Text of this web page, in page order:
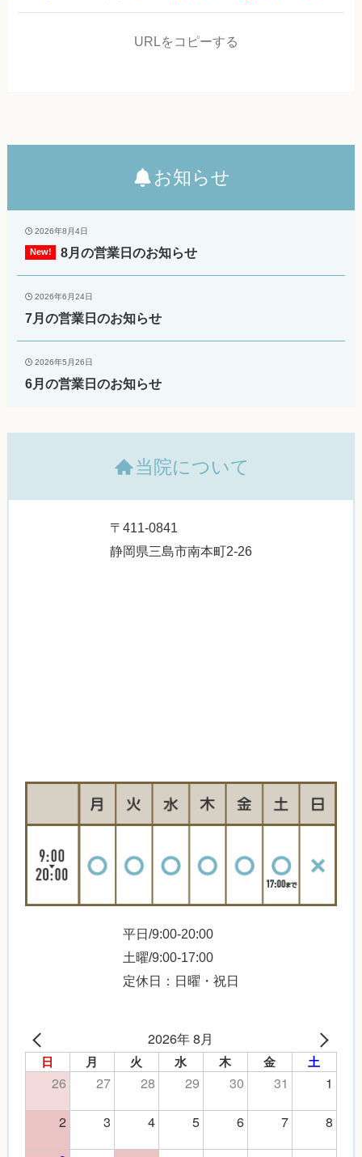
URLをコピーする
お知らせ
2026年8月4日
8月の営業日のお知らせ
2026年6月24日
7月の営業日のお知らせ
2026年5月26日
6月の営業日のお知らせ
当院について
〒411-0841
静岡県三島市南本町2-26
平日/9:00-20:00
土曜/9:00-17:00
定休日：日曜・祝日
2026年 8月
日 月 火 水 木 金 土
26 27 28 29 30 31
1
2
3 4 5 6 7 8